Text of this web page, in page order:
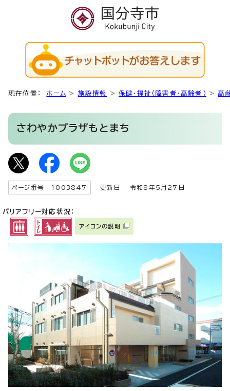
現在位置： ホーム > 施設情報 >保健・福祉（障害者・高齢者） >高
さわやかプラザもとまち
ページ番号 1003847 更新日 令和8年5月27日
バリアフリー対応状況：
アイコンの説明